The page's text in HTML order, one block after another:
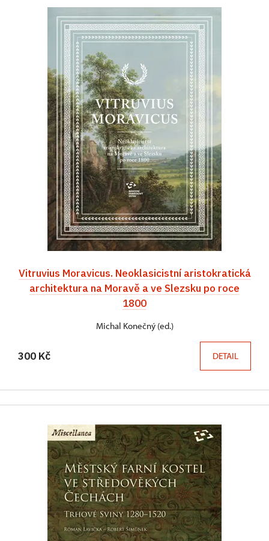
Vitruvius Moravicus. Neoklasicistní aristokratická
architektura na Moravě a ve Slezsku po roce
1800
Michal Konečný (ed.)
300 Kč DETAIL